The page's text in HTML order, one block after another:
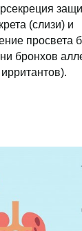
(слизи) и
просвета
бронхов